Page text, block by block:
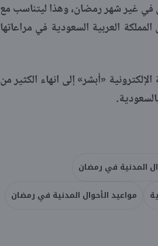
في غير شهر رمضان، وهذا ليتناسب مع
العربية السعودية في مراعاتها
«أبشر» إلى انهاء الكثير من
المدنية في رمضان
مواعيد الأحوال المدنية في رمضان